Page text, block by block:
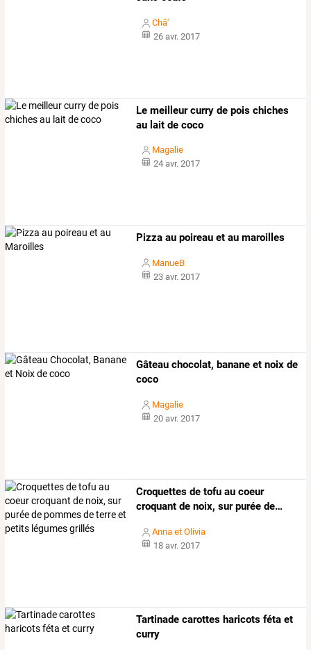
Châ'
26 avr. 2017
Le meilleur curry de pois chiches
au lait de coco
Magalie
24 avr. 2017
Pizza au poireau et au maroilles
ManueB
23 avr. 2017
Gâteau chocolat, banane et noix de
coco
Magalie
20 avr. 2017
Croquettes de tofu au coeur
croquant de noix, surpurée de…
Anna et Olivia
18 avr. 2017
Tartinade carottes haricots féta et
curry